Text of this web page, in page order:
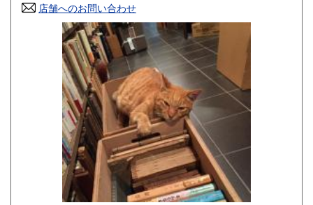
高知県 200円
200円 長崎県
200円 大分県
200円 鹿児島県
200円
店舗へのお問い合わせ